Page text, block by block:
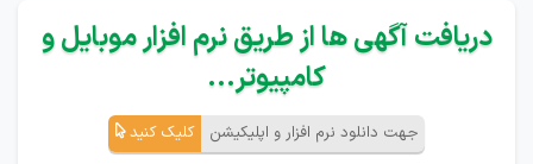
دریافت آگهی ها از طریق نرم افزار موبایل و
کامپیوتر...
جهت دانلود نرم افزار و اپلیکیشن کلیک کنید